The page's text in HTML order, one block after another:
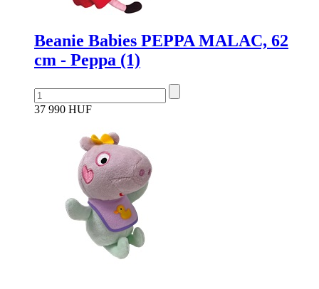
Beanie Babies PEPPA MALAC, 62
cm - Peppa (1)
37 990 HUF